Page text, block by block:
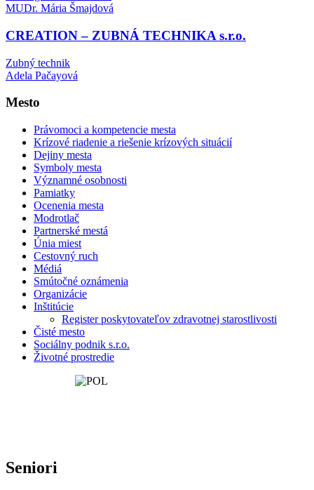
MUDr. Mária Šmajdová
CREATION – ZUBNÁ TECHNIKA s.r.o.
Zubný technik
Adela Pačayová
Mesto
Právomoci a kompetencie mesta
Krízové riadenie a riešenie krízových situácií
Dejiny mesta
Symboly mesta
Významné osobnosti
Pamiatky
Ocenenia mesta
Modrotlač
Partnerské mestá
Únia miest
Cestovný ruch
Médiá
Smútočné oznámenia
Organizácie
Inštitúcie
Register poskytovateľov zdravotnej starostlivosti
Čisté mesto
Sociálny podnik s.r.o.
Životné prostredie
Seniori